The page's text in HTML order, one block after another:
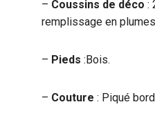
– Coussins de déco :
remplissage en
– Pieds :Bois.
– Couture : Piqué